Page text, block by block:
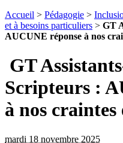
Accueil > Pédagogie >
et à besoins particuliers > GT
AUCUNE réponse à nos
GT
Scripteurs :
à nos
mardi 18 novembre 2025